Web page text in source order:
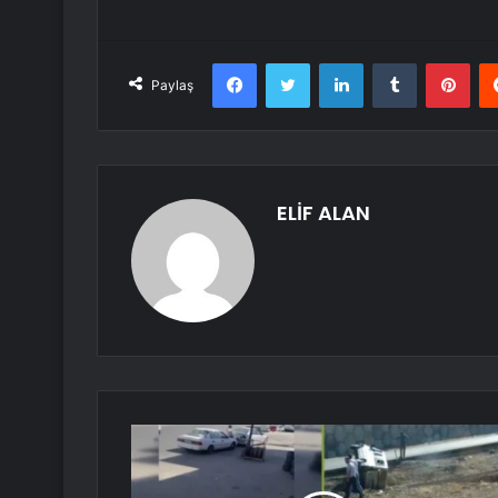
Paylaş
FacebookTwitter LinkedInTumblr
ELİF ALAN